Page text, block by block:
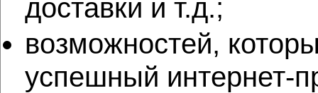
доставки и т.д.;
возможностей,
успешный интернет-